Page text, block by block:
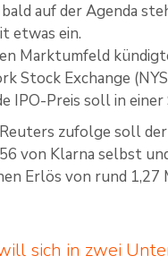
bald auf der Agenda
etwas ein.
Marktumfeld
Stock Exchange
IPO-Preis soll in
zufolge soll
von Klarna selbst
Erlös von rund
sich in zwei